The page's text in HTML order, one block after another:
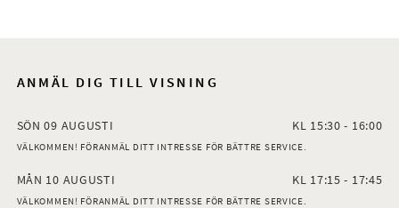
ANMÄL DIG TILL VISNING
SÖN 09 AUGUSTI KL 15:30 - 16:00
VÄLKOMMEN! FÖRANMÄL DITT INTRESSE FÖR BÄTTRE SERVICE.
MÅN 10 AUGUSTI KL 17:15 - 17:45
VÄLKOMMEN! FÖRANMÄL DITT INTRESSE FÖR BÄTTRE SERVICE.